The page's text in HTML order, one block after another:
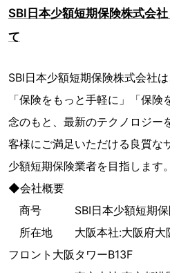
SBI日本少額短期保険株式会
て
SBI日本少額短期保険株式会社
「保険をもっと手軽に」「保
念のもと、最新のテクノロジー
客様にご満足いただける良質な
少額短期保険業者を目指します。
◆会社概要
商号 SBI日本少額短期保
所在地 大阪本社:大阪府大
フロント大阪タワーB13F